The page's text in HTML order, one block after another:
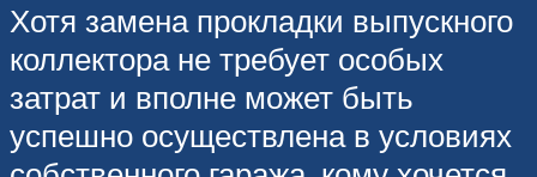
Хотя замена прокладки выпускного
коллектора не требует особых
затрат и вполне может быть
успешно осуществлена в условиях